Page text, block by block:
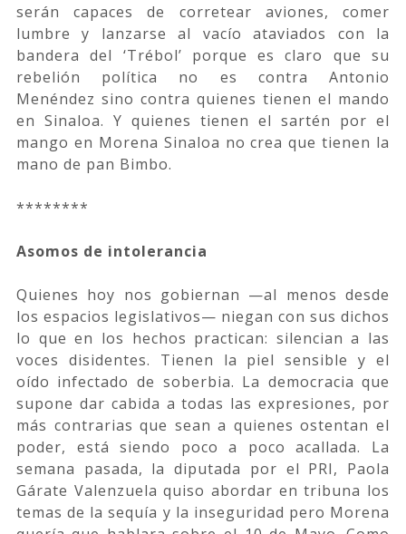
serán capaces de corretear aviones, comer
lumbre y lanzarse al vacío ataviados con la
bandera del ‘Trébol’ porque es claro que su
rebelión política no es contra Antonio
Menéndez sino contra quienes tienen el mando
en Sinaloa. Y quienes tienen el sartén por el
mango en Morena Sinaloa no crea que tienen la
mano de pan Bimbo.
********
Asomos de intolerancia
Quienes hoy nos gobiernan —al menos desde
los espacios legislativos— niegan con sus dichos
lo que en los hechos practican: silencian a las
voces disidentes. Tienen la piel sensible y el
oído infectado de soberbia. La democracia que
supone dar cabida a todas las expresiones, por
más contrarias que sean a quienes ostentan el
poder, está siendo poco a poco acallada. La
semana pasada, la diputada por el PRI, Paola
Gárate Valenzuela quiso abordar en tribuna los
temas de la sequía y la inseguridad pero Morena